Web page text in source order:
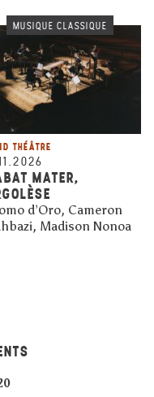
MUSIQUE CLASSIQUE
THÉÂTRE
MATER,
d’Oro, Cameron
Madison Nonoa